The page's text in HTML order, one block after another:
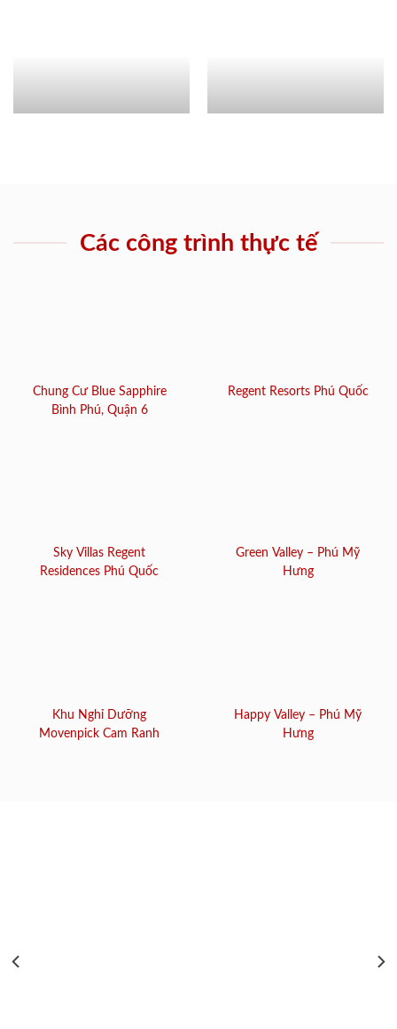
Các công trình thực tế
Chung Cư Blue Sapphire
Bình Phú, Quận 6
Regent Resorts Phú Quốc
Sky Villas Regent
Residences Phú Quốc
Green Valley – Phú Mỹ
Hưng
Khu Nghỉ Dưỡng
Movenpick Cam Ranh
Happy Valley – Phú Mỹ
Hưng